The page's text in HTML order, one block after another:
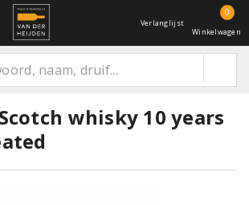
Verlanglijst
0
Winkelwagen
whisky 10 years